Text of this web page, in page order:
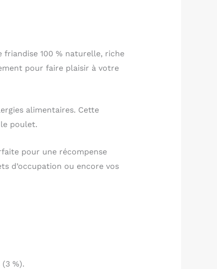
friandise 100 % naturelle, riche
pour faire plaisir à votre
alimentaires. Cette
poulet.
pour une récompense
d’occupation ou encore vos
%).